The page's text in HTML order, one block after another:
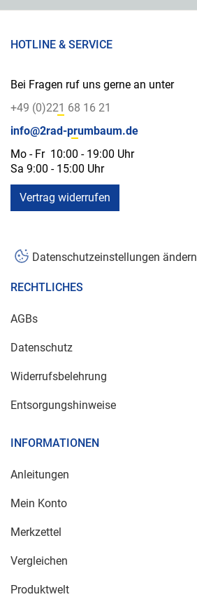
HOTLINE & SERVICE
Bei Fragen ruf uns gerne an unter
+49 (0)221 68 16 21
info@2rad-prumbaum.de
Mo - Fr 10:00 - 19:00 Uhr
Sa 9:00 - 15:00 Uhr
Vertrag widerrufen
Datenschutzeinstellungen ändern
RECHTLICHES
AGBs
Datenschutz
Widerrufsbelehrung
Entsorgungshinweise
INFORMATIONEN
Anleitungen
Mein Konto
Merkzettel
Vergleichen
Produktwelt